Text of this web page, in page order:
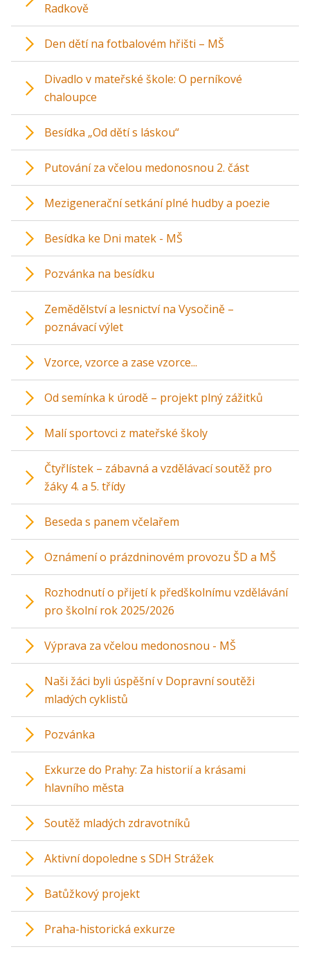
Radkově
Den dětí na fotbalovém hřišti – MŠ
Divadlo v mateřské škole: O perníkové
chaloupce
Besídka „Od dětí s láskou“
Putování za včelou medonosnou 2. část
Mezigenerační setkání plné hudby a poezie
Besídka ke Dni matek - MŠ
Pozvánka na besídku
Zemědělství a lesnictví na Vysočině –
poznávací výlet
Vzorce, vzorce a zase vzorce...
Od semínka k úrodě – projekt plný zážitků
Malí sportovci z mateřské školy
Čtyřlístek – zábavná a vzdělávací soutěž pro
žáky 4. a 5. třídy
Beseda s panem včelařem
Oznámení o prázdninovém provozu ŠD a MŠ
Rozhodnutí o přijetí k předškolnímu vzdělávání
pro školní rok 2025/2026
Výprava za včelou medonosnou - MŠ
Naši žáci byli úspěšní v Dopravní soutěži
mladých cyklistů
Pozvánka
Exkurze do Prahy: Za historií a krásami
hlavního města
Soutěž mladých zdravotníků
Aktivní dopoledne s SDH Strážek
Batůžkový projekt
Praha-historická exkurze